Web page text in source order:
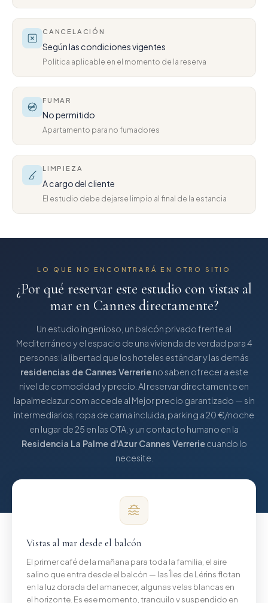
CANCELACIÓN
Según las condiciones vigentes
Política aplicable en el momento de la reserva
FUMAR
No permitido
Apartamento para no fumadores
LIMPIEZA
A cargo del cliente
El estudio debe dejarse limpio al final de la estancia
LO QUE NO ENCONTRARÁ EN OTRO SITIO
¿Por qué reservar este estudio con vistas al
mar en Cannes directamente?
Un estudio ingenioso, un balcón privado frente al
Mediterráneo y el espacio de una vivienda de verdad para 4
personas: la libertad que los hoteles estándar y las demás
residencias de Cannes Verrerieno saben ofrecer a este
nivel de comodidad y precio. Al reservar directamente en
lapalmedazur.com accede al Mejor precio garantizado — sin
intermediarios, ropa de cama incluida, parking a 20 €/noche
en lugar de 25 en las OTA, y un contacto humano en la
Residencia La Palme d'Azur Cannes Verreriecuando lo
necesite.
Vistas al mar desde el balcón
El primer café de la mañana para toda la familia, el aire
salino que entra desde el balcón — las Îles de Lérins flotan
en la luz dorada del amanecer, algunas velas blancas en
el horizonte. Es ese momento, tranquilo y suspendido en